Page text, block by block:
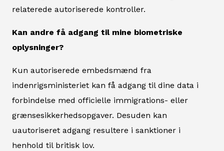
relaterede autoriserede kontroller.
Kan andre få adgang til mine biometriske
oplysninger?
Kun autoriserede embedsmænd fra
indenrigsministeriet kan få adgang til dine data i
forbindelse med officielle immigrations- eller
grænsesikkerhedsopgaver. Desuden kan
uautoriseret adgang resultere i sanktioner i
henhold til britisk lov.